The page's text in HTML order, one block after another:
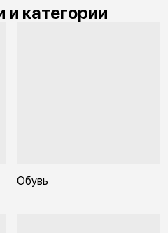
и категории
Обувь